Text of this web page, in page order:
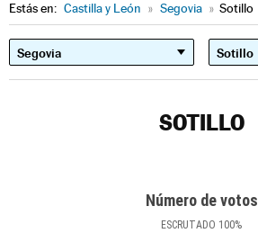
Estás en: Castilla y León » Segovia » Sotillo
SOTILLO
Número de votos
ESCRUTADO 100%